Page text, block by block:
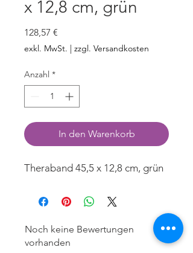
x 12,8 cm, grün
128,57 €
exkl. MwSt. | zzgl. Versandkosten
Anzahl *
In den Warenkorb
Theraband 45,5 x 12,8 cm, grün
Noch keine Bewertungen
vorhanden